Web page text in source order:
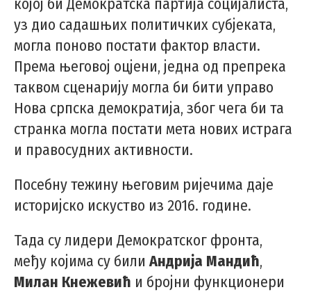
којој би Демократска партија социјалиста,
уз дио садашњих политичких субјеката,
могла поново постати фактор власти.
Према његовој оцјени, једна од препрека
таквом сценарију могла би бити управо
Нова српска демократија, због чега би та
странка могла постати мета нових истрага
и правосудних активности.
Посебну тежину његовим ријечима даје
историјско искуство из 2016. године.
Тада су лидери Демократског фронта,
међу којима су били Андрија Мандић,
Милан Кнежевић и бројни функционери